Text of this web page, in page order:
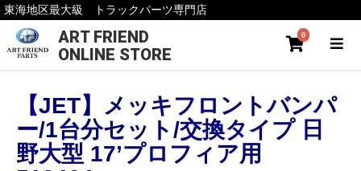
東海地区最大級 トラックパーツ専門店
ART FRIEND
ONLINE STORE
0
【JET】メッキフロントバンパ
ー/1台分セット/交換タイプ 日
野大型 17’プロフィア用